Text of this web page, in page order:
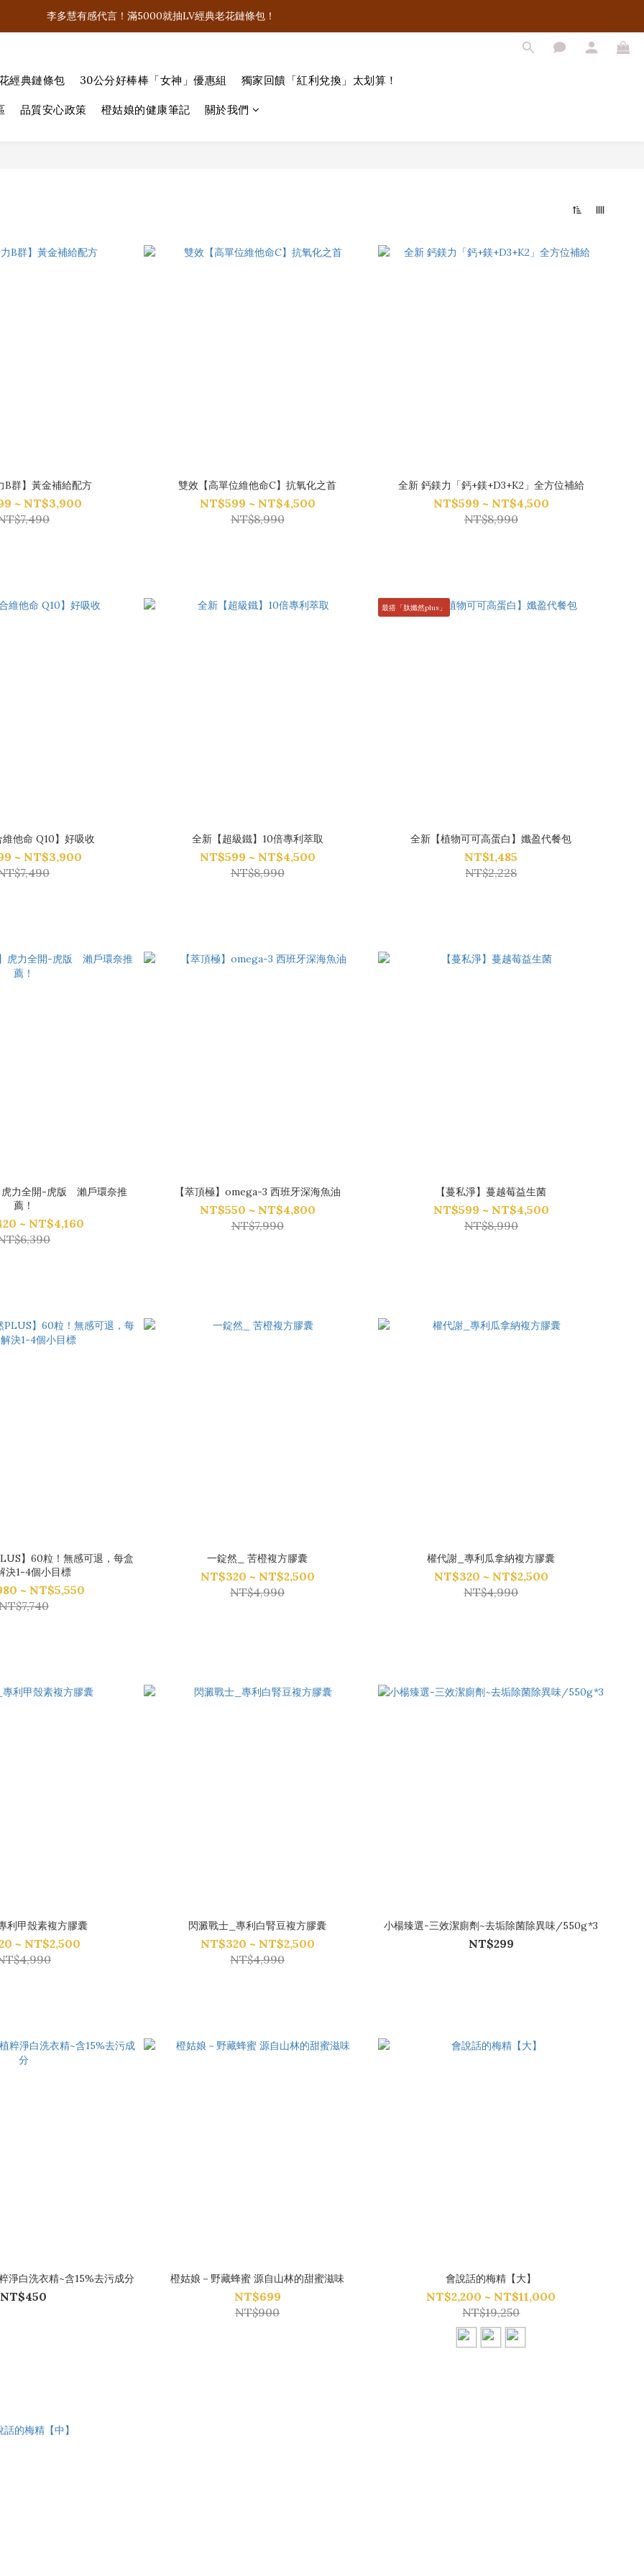
飲控聖品「肽孅然PLUS」千人好評！無感就退費！
李多慧有感代言！滿5000就抽LV經典老花鏈條包！
經典鏈條包 30公分好棒棒「女神」優惠組 獨家回饋「紅利兌換」太划算！
品質安心政策 橙姑娘的健康筆記 關於我們
B群】黃金補給配方
~ NT$3,900
雙效【高單位維他命C】抗氧化之首
NT$599 ~ NT$4,500
NT$8,990
全新 鈣鎂力「鈣+鎂+D3+K2」全方位補給
NT$599 ~ NT$4,500
NT$8,990
他命 Q10】好吸收
~ NT$3,900
全新【超級鐵】10倍專利萃取
NT$599 ~ NT$4,500
NT$8,990
最搭「肽孅然plus」
全新【植物可可高蛋白】孅盈代餐包
NT$1,485
NT$2,228
虎力全開-虎版 瀨戶環奈推
薦！
~ NT$4,160
【萃頂極】omega-3 西班牙深海魚油
NT$550 ~ NT$4,800
NT$7,990
【蔓私淨】蔓越莓益生菌
NT$599 ~ NT$4,500
NT$8,990
】60粒！無感可退，每盒
決1-4個小目標
~ NT$5,550
一錠然_ 苦橙複方膠囊
NT$320 ~ NT$2,500
NT$4,990
權代謝_專利瓜拿納複方膠囊
NT$320 ~ NT$2,500
NT$4,990
利甲殼素複方膠囊
~ NT$2,500
閃澱戰士_專利白腎豆複方膠囊
NT$320 ~ NT$2,500
NT$4,990
小楊臻選-三效潔廁劑~去垢除菌除異味/550g*3
NT$299
淨白洗衣精~含15%去污成分
NT$450
橙姑娘－野藏蜂蜜 源自山林的甜蜜滋味
NT$699
NT$900
會說話的梅精【大】
NT$2,200 ~ NT$11,000
NT$19,250